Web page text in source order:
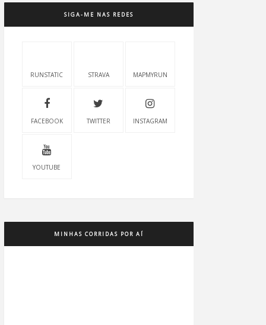
SIGA-ME NAS REDES
RUNSTATIC STRAVA MAPMYRUN
FACEBOOK TWITTER INSTAGRAM
YOUTUBE
MINHAS CORRIDAS POR AÍ